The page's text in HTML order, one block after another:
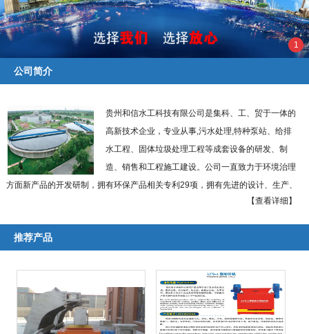
1
公司简介
贵州和信水工科技有限公司是集科、工、贸于一体的
高新技术企业，专业从事,污水处理,特种泵站、给排
水工程、固体垃圾处理工程等成套设备的研发、制
造、销售和工程施工建设。公司一直致力于环境治理
方面新产品的开发研制，拥有环保产品相关专利29项，拥有先进的设计、生产、
加工和检测手段，建有各类产品检测中心及泰州市环境技术研究中心。
技装备开发研制的递进式经营理念，大力推进特种泵站设备、给排水工程设备、
国内率先研制出粉碎型格栅、模块式浮坞泵船、固体垃圾粉碎机、低速剪切式秸
杆粉碎机、城市生活垃圾无氧热解系列化成套装备，并相继通过了科技成果鉴
定，多次获得省市级科技进步奖。
公司座落于贵州省贵阳市贵安新区马场镇数字文化产业园。长期以来，以诚
【查看详细】
推荐产品